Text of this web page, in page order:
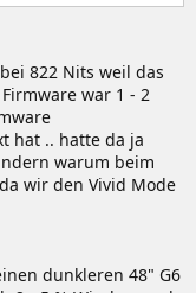
822 Nits weil das
war 1 - 2
hat .. hatte da ja
warum beim
wir den Vivid Mode
dunkleren 48" G6